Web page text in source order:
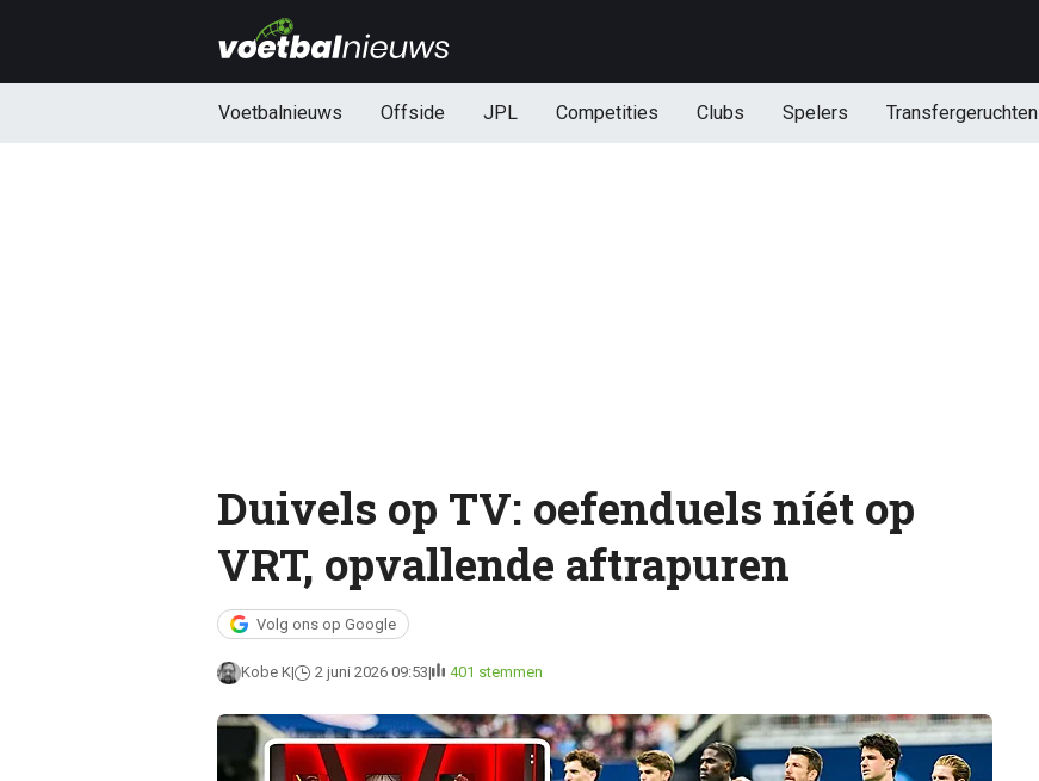
Voetbalnieuws Offside JPL Competities Clubs Spelers Transfergeruchten
Duivels op TV: oefenduels níét op
VRT, opvallende aftrapuren
Volg ons op Google
Kobe K 2 juni 2026 09:53 401 stemmen